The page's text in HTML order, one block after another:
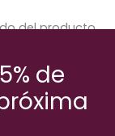
del producto,
de